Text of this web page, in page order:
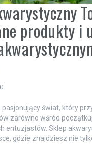
produkty i
świat, który
zarówno wśród
entuzjastów. Sklep
gdzie znajdziesz nie